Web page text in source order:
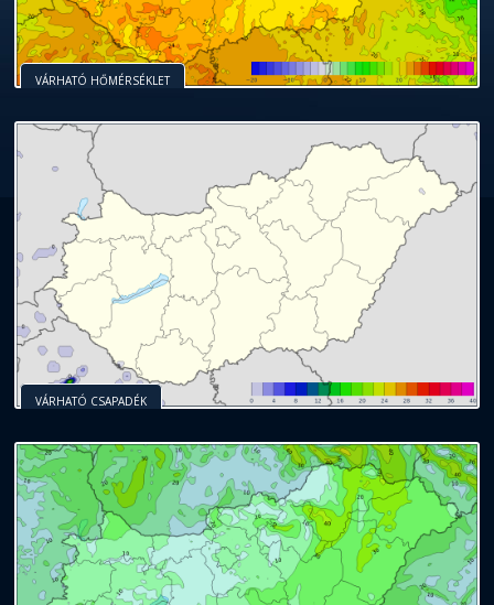
VÁRHATÓ HŐMÉRSÉKLET
VÁRHATÓ CSAPADÉK